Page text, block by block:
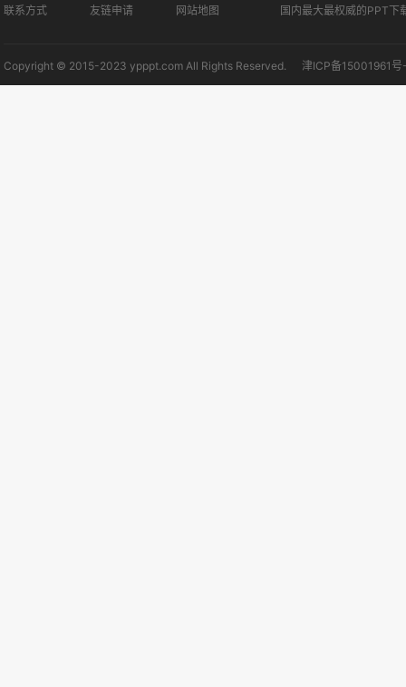
联系方式 友链申请 网站地图
国内最大最权威的PPT下
Copyright © 2015-2023 ypppt.com All Rights Reserved. 津ICP备15001961号